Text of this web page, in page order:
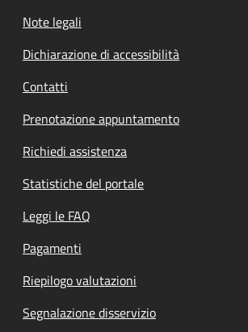
Note legali
Dichiarazione di accessibilità
Contatti
Prenotazione appuntamento
Richiedi assistenza
Statistiche del portale
Leggi le FAQ
Pagamenti
Riepilogo valutazioni
Segnalazione disservizio